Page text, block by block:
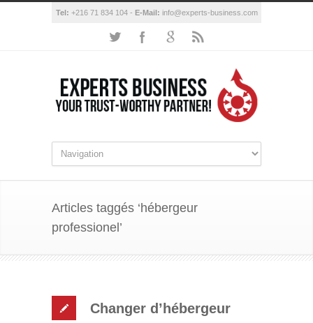
Tel: +216 71 834 104 - E-Mail: info@experts-business.com
Articles taggés ‘hébergeur
professionel’
Changer d’hébergeur